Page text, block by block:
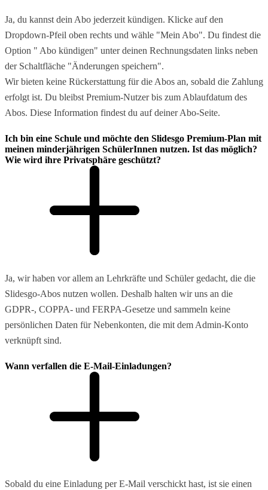
Ja, du kannst dein Abo jederzeit kündigen. Klicke auf den
Dropdown-Pfeil oben rechts und wähle "Mein Abo". Du findest die
Option " Abo kündigen" unter deinen Rechnungsdaten links neben
der Schaltfläche "Änderungen speichern".
Wir bieten keine Rückerstattung für die Abos an, sobald die Zahlung
erfolgt ist. Du bleibst Premium-Nutzer bis zum Ablaufdatum des
Abos. Diese Information findest du auf deiner Abo-Seite.
Ich bin eine Schule und möchte den Slidesgo Premium-Plan mit
meinen minderjährigen SchülerInnen nutzen. Ist das möglich?
Wie wird ihre Privatsphäre geschützt?
Ja, wir haben vor allem an Lehrkräfte und Schüler gedacht, die die
Slidesgo-Abos nutzen wollen. Deshalb halten wir uns an die
GDPR-, COPPA- und FERPA-Gesetze und sammeln keine
persönlichen Daten für Nebenkonten, die mit dem Admin-Konto
verknüpft sind.
Wann verfallen die E-Mail-Einladungen?
Sobald du eine Einladung per E-Mail verschickt hast, ist sie einen